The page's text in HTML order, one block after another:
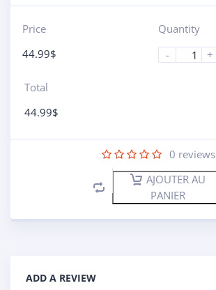
Price
44.99$
Quantity
-
+
Total
44.99$
0 reviews
AJOUTER AU
PANIER
ADD A REVIEW